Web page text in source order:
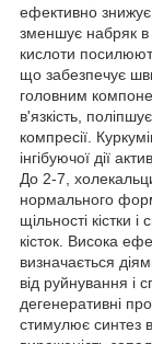
ефективно знижує
зменшує набряк в
кислоти
що забезпечує
головним
в'язкість,
компресії.
інгібуючої дії
До 2-7,
нормального
щільності кістки
кісток. Висока
визначається
від руйнування і
дегенеративні
стимулює синтез